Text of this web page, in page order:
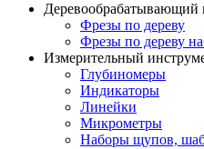
Деревообрабатывающий
Фрезы по дереву
Фрезы по дереву
Измерительный
Глубиномеры
Индикаторы
Линейки
Микрометры
Наборы щупов,